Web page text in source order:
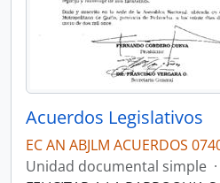
Acuerdos Legislativos
EC AN ABJLM ACUERDOS
Unidad documental simple ·